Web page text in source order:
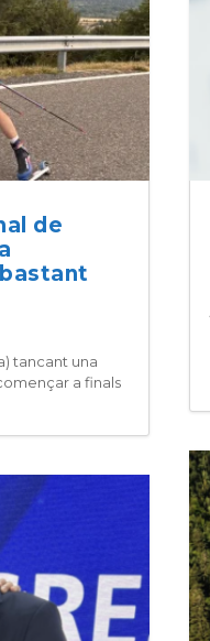
de
tancant una
a finals